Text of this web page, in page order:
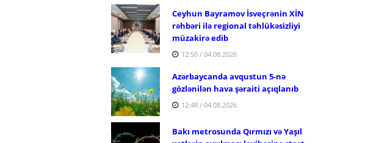
Ceyhun Bayramov İsveçrənin XİN
rəhbəri ilə regional təhlükəsizliyi
müzakirə edib
12:50 / 04.08.2026
Azərbaycanda avqustun 5-nə
gözlənilən hava şəraiti açıqlanıb
12:48 / 04.08.2026
Bakı metrosunda Qırmızı və Yaşıl